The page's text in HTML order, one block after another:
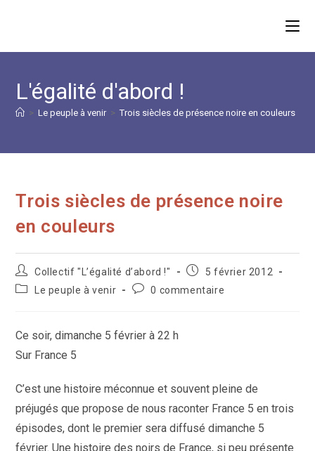
L'égalité d'abord !
> Le peuple à venir > Trois siècles de présence noire en couleurs
Trois siècles de présence noire
en couleurs
Auteur/autrice
de
la
Collectif "L’égalité d’abord !"
Publication
5 février 2012
Post Le peuple à venir
Commentaires
0 commentaire
Ce soir, dimanche 5 février à 22 h
Sur France 5
C’est une histoire méconnue et souvent pleine de
préjugés que propose de nous raconter France 5 en trois
épisodes, dont le premier sera diffusé dimanche 5
février. Une histoire des noirs de France, si peu présente